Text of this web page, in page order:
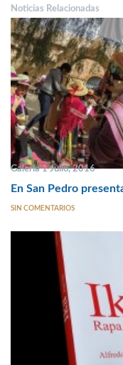
Noticias Relacionadas
Galería 1 Julio, 2016
En San Pedro
SIN COMENTARIOS